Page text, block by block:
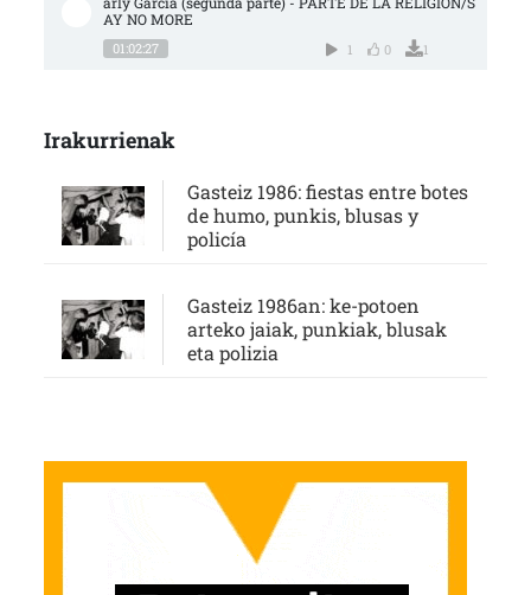
AY NO MORE
01:02:27 1 0 1
Irakurrienak
Gasteiz 1986: fiestas entre botes
de humo, punkis, blusas y
policía
Gasteiz 1986an: ke-potoen
arteko jaiak, punkiak, blusak
eta polizia